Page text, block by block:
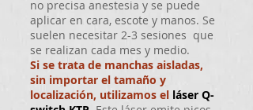
no precisa anestesia y se puede
aplicar en cara, escote y manos. Se
suelen necesitar 2-3 sesiones que
se realizan cada mes y medio.
Si se trata de manchas aisladas,
sin importar el tamaño y
localización, utilizamos el láser Q-